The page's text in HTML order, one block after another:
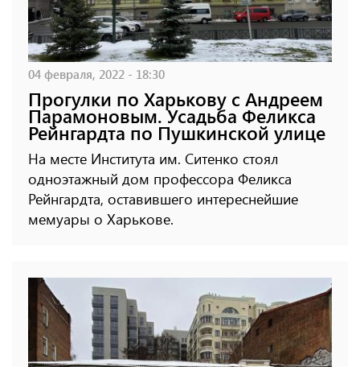
04 февраля, 2022 - 18:30
Прогулки по Харькову с Андреем
Парамоновым. Усадьба Феликса
Рейнгардта по Пушкинской улице
На месте Института им. Ситенко стоял
одноэтажный дом профессора Феликса
Рейнгардта, оставившего интереснейшие
мемуары о Харькове.